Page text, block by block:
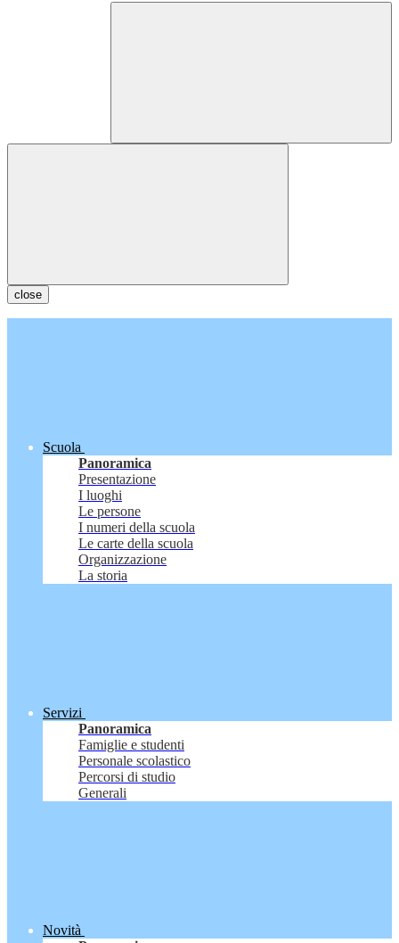
close
Scuola
Panoramica
Presentazione
I luoghi
Le persone
I numeri della scuola
Le carte della scuola
Organizzazione
La storia
Servizi
Panoramica
Famiglie e studenti
Personale scolastico
Percorsi di studio
Generali
Novità